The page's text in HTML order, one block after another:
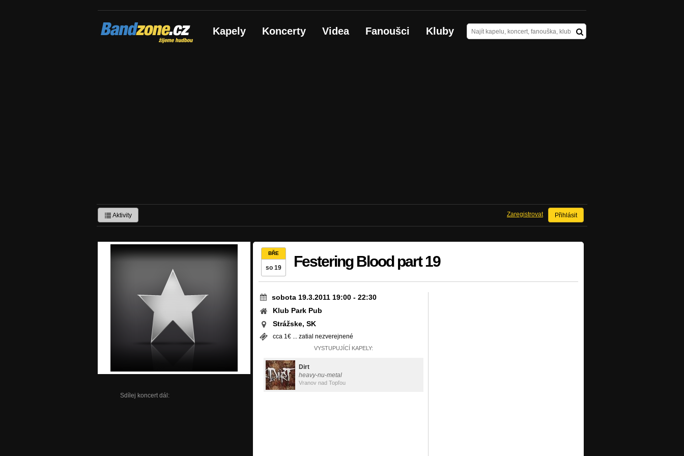
Bandzone.cz
žijeme hudbou Kapely Koncerty Videa Fanoušci Kluby
Aktivity Přihlásit
Zaregistrovat
Sdílej koncert dál:
BŘE
so 19 Festering Blood part 19
sobota 19.3.2011 19:00 - 22:30
Klub Park Pub
Strážske, SK
cca 1€ ... zatial nezverejnené
VYSTUPUJÍCÍ KAPELY:
Dirt
heavy-nu-metal
Vranov nad Topľou